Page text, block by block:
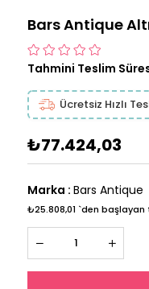
Bars Antique
Tahmini Teslim
Ücretsiz Hızlı
₺77.424,03
Marka : Bars Antique
₺25.808,01 `den başlayan